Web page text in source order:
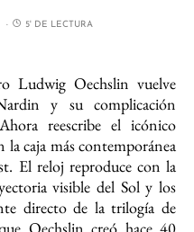
5' DE LECTURA
Ludwig Oechslin vuelve
y su complicación
reescribe el icónico
caja más contemporánea
El reloj reproduce con la
visible del Sol y los
directo de la trilogía de